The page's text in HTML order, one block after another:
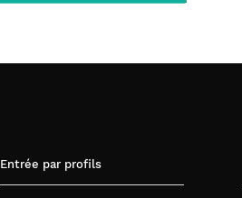
Entrée par profils